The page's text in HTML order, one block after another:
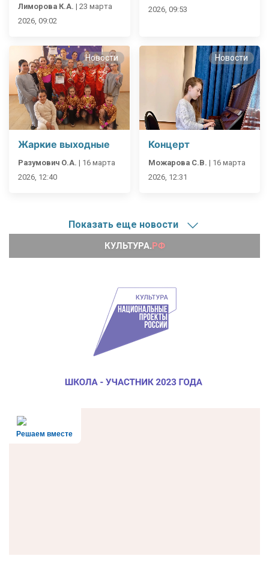
Решаем вместе
Лиморова К.А. | 23 марта
2026, 09:02
2026, 09:53
Новости
Жаркие выходные
Разумович О.А. | 16 марта
2026, 12:40
Новости
Концерт
Можарова С.В. | 16 марта
2026, 12:31
Показать еще новости